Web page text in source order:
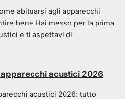
abituarsi agli apparecchi
bene Hai messo per la prima
e ti aspettavi di
acustici 2026
acustici 2026: tutto